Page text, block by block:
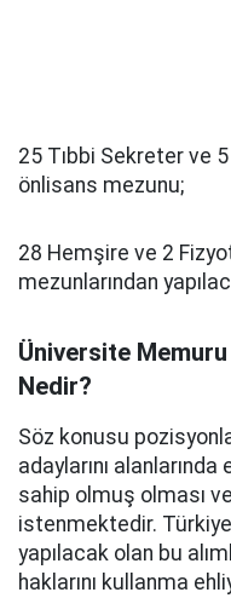
25 Tıbbi Sekreter ve
önlisans mezunu;
28 Hemşire ve 2
mezunlarından
Üniversite Memuru
Nedir?
Söz konusu
adaylarını
sahip olmuş olması
istenmektedir.
yapılacak olan bu
haklarını kullanma